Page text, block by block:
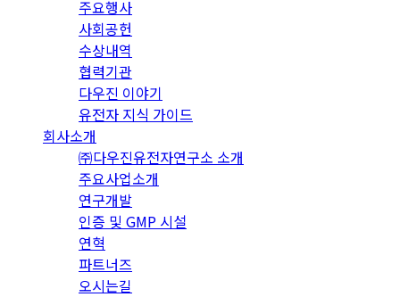
주요행사
사회공헌
수상내역
협력기관
다우진 이야기
유전자 지식 가이드
회사소개
㈜다우진유전자연구소 소개
주요사업소개
연구개발
인증 및 GMP 시설
연혁
파트너즈
오시는길